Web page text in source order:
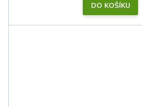
DO KOŠÍKU